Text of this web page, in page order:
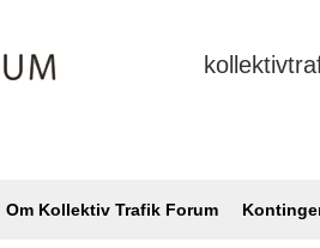
Om Kollektiv Trafik Forum